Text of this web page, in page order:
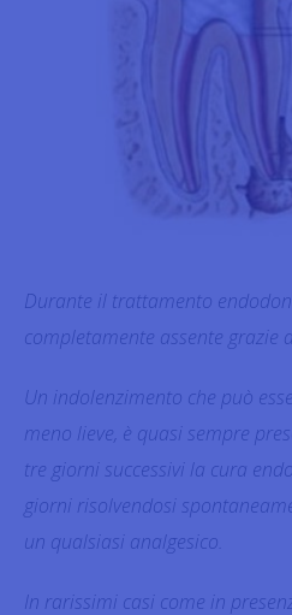
Durante il trattamento
completamente assente grazie
Un indolenzimento che può
meno lieve, è quasi sempre
tre giorni successivi la cura
giorni risolvendosi
un qualsiasi analgesico.
In rarissimi casi come in